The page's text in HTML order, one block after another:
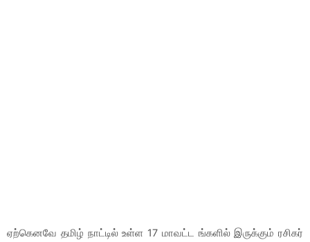
ஏற்கெனவே தமிழ் நாட்டில் உள்ள 17 மாவட்ட ங்களில் இருக்கும் ரசிகர்